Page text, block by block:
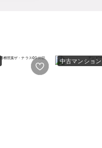
中古マンション